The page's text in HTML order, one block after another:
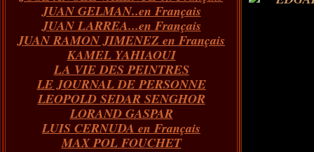
JUAN GELMAN..en Français
JUAN LARREA...en Français
JUAN RAMON JIMENEZ en Français
KAMEL YAHIAOUI
LA VIE DES PEINTRES
LE JOURNAL DE PERSONNE
LEOPOLD SEDAR SENGHOR
LORAND GASPAR
LUIS CERNUDA en Français
MAX POL FOUCHET